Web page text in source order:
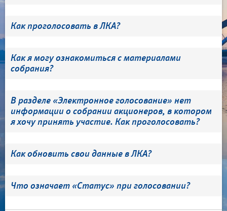
Как проголосовать в ЛКА?
Как я могу ознакомиться с материалами
собрания?
В разделе «Электронное голосование» нет
информации о собрании акционеров, в котором
я хочу принять участие. Как проголосовать?
Как обновить свои данные в ЛКА?
Что означает «Статус» при голосовании?